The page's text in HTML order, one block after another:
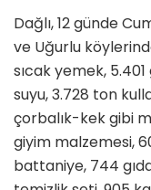
Dağlı, 12 günde
ve Uğurlu
sıcak yemek,
suyu, 3.728 ton
çorbalık-kek gibi
giyim malzemesi,
battaniye, 744